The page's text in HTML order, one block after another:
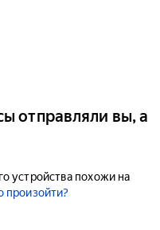
отправляли вы, а
устройства похожи на
произойти?